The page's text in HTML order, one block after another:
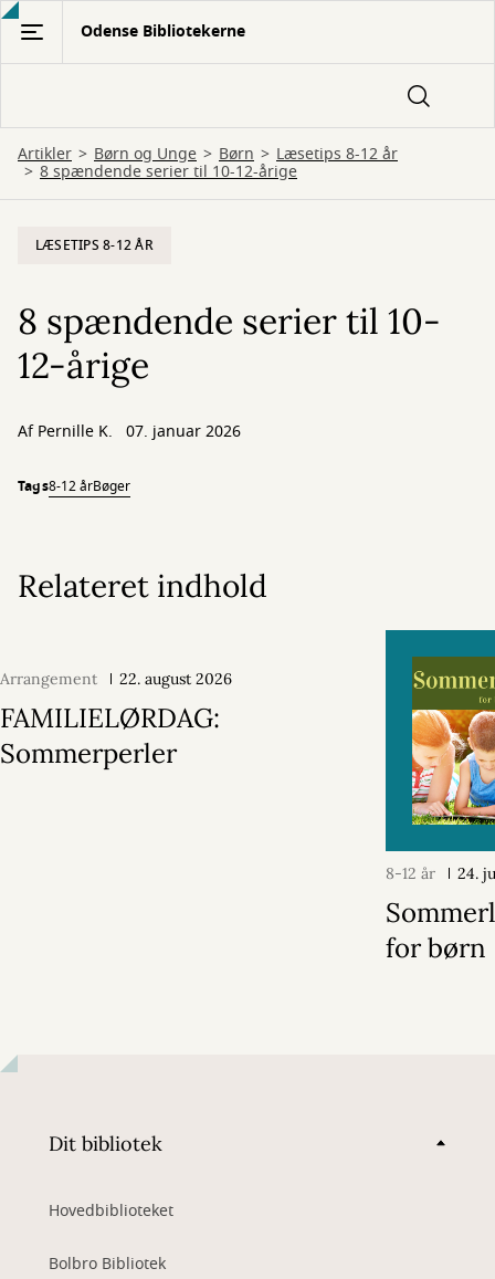
Gå
hovedindhold
Odense Bibliotekerne
Artikler Børn og Unge Børn Læsetips 8-12 år
8 spændende serier til 10-12-årige
LÆSETIPS 8-12 ÅR
8 spændende serier til 10-
12-årige
AfPernille K. 07. januar 2026
Tags8-12 årBøger
Relateret indhold
Arrangement 22. august 2026
FAMILIELØRDAG:
Sommerperler
8-12 år 24.
for børn
Dit bibliotek
Hovedbiblioteket
Bolbro Bibliotek